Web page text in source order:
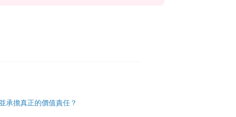
承擔真正的價值責任？